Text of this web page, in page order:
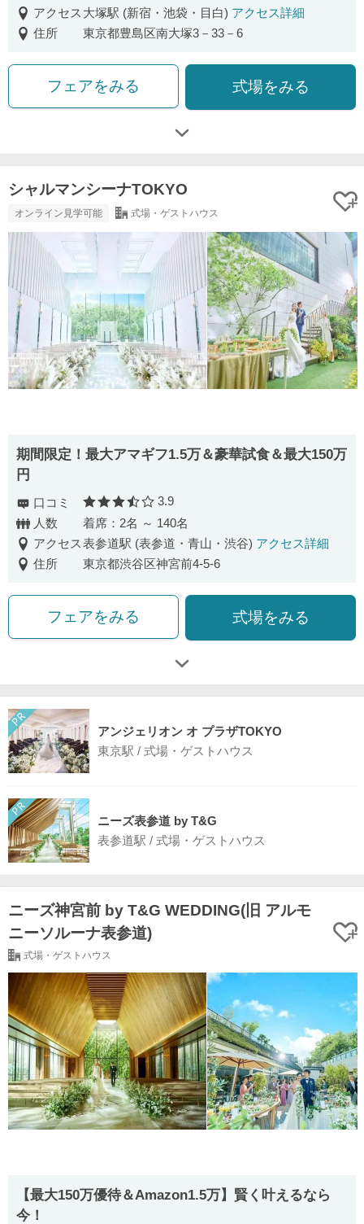
アクセス 大塚駅 (新宿・池袋・目白) アクセス詳細
住所
東京都豊島区南大塚3－33－6
フェアをみる 式場をみる
シャルマンシーナTOKYO
オンライン見学可能 式場・ゲストハウス
期間限定！最大アマギフ1.5万＆豪華試食＆最大150万
円
口コミ 口コミ評価
3.9
人数
着席：2名 ～ 140名
アクセス表参道駅 (表参道・青山・渋谷) アクセス詳細
住所
東京都渋谷区神宮前4-5-6
フェアをみる 式場をみる
アンジェリオン オ プラザTOKYO
東京駅 / 式場・ゲストハウス
ニーズ表参道 by T&G
表参道駅 / 式場・ゲストハウス
ニーズ神宮前 by T&G WEDDING(旧 アルモ
ニーソルーナ表参道)
式場・ゲストハウス
【最⼤150万優待＆Amazon1.5万】賢く叶えるなら
今！